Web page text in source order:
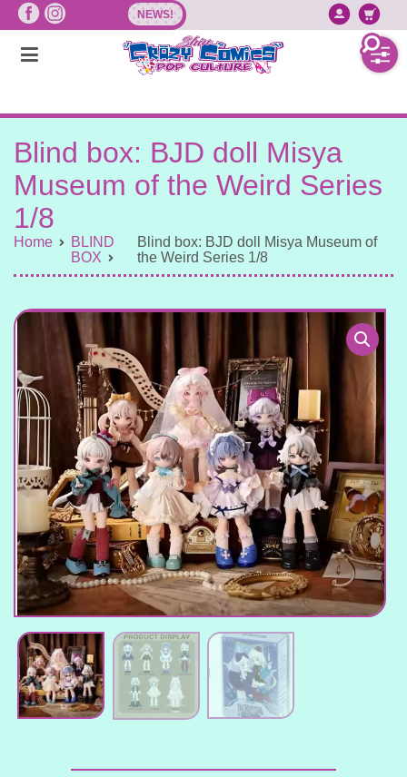
Vai
contenuto
NEWS!
Blind box: BJD doll Misya
Museum of the Weird Series
1/8
Home
BLIND
BOX
Blind box: BJD doll Misya Museum of
the Weird Series 1/8